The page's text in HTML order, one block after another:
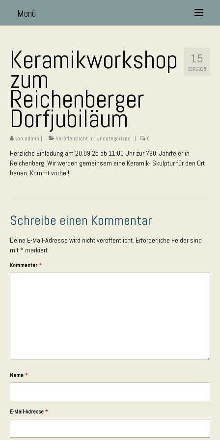
Menü
„So weit die Füße tragen!“
Keramik
Figuren
offene Werkstatt
Kinderwerkstatt
Bildung und Teilhabe
Aktuelles und Preise
Gutscheine
Anfahrt und Parken
15
SEP. 2025
Keramikworkshop
zum
Reichenberger
Dorfjubiläum
von admin Veröffentlicht in: Uncategorized 0
Herzliche Einladung am 20.09.25 ab 11:00 Uhr zur 790. Jahrfeier in
Reichenberg. Wir werden gemeinsam eine Keramik- Skulptur für den Ort
bauen. Kommt vorbei!
Schreibe einen Kommentar
Deine E-Mail-Adresse wird nicht veröffentlicht. Erforderliche Felder sind
mit * markiert
Kommentar *
Name *
E-Mail-Adresse *